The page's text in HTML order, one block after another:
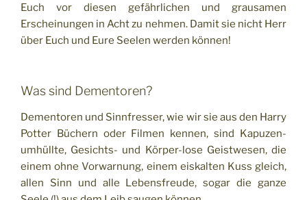
Euch vor diesen gefährlichen und grausamen
Erscheinungen in Acht zu nehmen. Damit sie nicht Herr
über Euch und Eure Seelen werden können!
Was sind Dementoren?
Dementoren und Sinnfresser, wie wir sie aus den Harry
Potter Büchern oder Filmen kennen, sind Kapuzen-
umhüllte, Gesichts- und Körper-lose Geistwesen, die
einem ohne Vorwarnung, einem eiskalten Kuss gleich,
allen Sinn und alle Lebensfreude, sogar die ganze